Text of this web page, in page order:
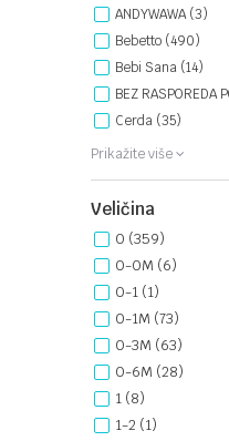
ANDYWAWA (3)
Bebetto (490)
Bebi Sana (14)
BEZ RASPOREDA
Cerda (35)
Prikažite više
Veličina
0 (359)
0-0M (6)
0-1 (1)
0-1M (73)
0-3M (63)
0-6M (28)
1 (8)
1-2 (1)